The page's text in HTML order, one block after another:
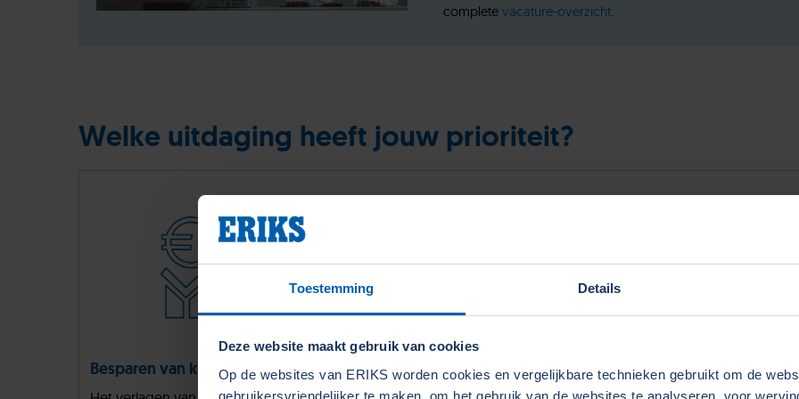
Toestemming Details
Deze website maakt gebruik van cookies
Op de websites van ERIKS worden cookies en vergelijkbare technieken gebruikt om de
gebruikersvriendelijker te maken, om het gebruik van de websites te analyseren, voor
completevacature-overzicht.
Welke uitdaging heeft jouw prioriteit?
Besparen van kosten Efficiënter produceren Kennis en capaciteit